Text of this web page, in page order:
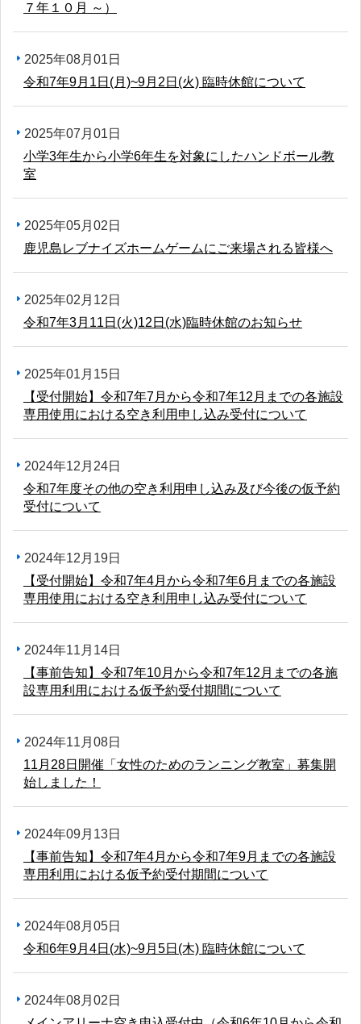
７年１０月 ～）
2025年08月01日
令和7年9月1日(月)~9月2日(火) 臨時休館について
2025年07月01日
小学3年生から小学6年生を対象にしたハンドボール教
室
2025年05月02日
鹿児島レブナイズホームゲームにご来場される皆様へ
2025年02月12日
令和7年3月11日(火)12日(水)臨時休館のお知らせ
2025年01月15日
【受付開始】令和7年7月から令和7年12月までの各施設
専用使用における空き利用申し込み受付について
2024年12月24日
令和7年度その他の空き利用申し込み及び今後の仮予約
受付について
2024年12月19日
【受付開始】令和7年4月から令和7年6月までの各施設
専用使用における空き利用申し込み受付について
2024年11月14日
【事前告知】令和7年10月から令和7年12月までの各施
設専用利用における仮予約受付期間について
2024年11月08日
11月28日開催「女性のためのランニング教室」募集開
始しました！
2024年09月13日
【事前告知】令和7年4月から令和7年9月までの各施設
専用利用における仮予約受付期間について
2024年08月05日
令和6年9月4日(水)~9月5日(木) 臨時休館について
2024年08月02日